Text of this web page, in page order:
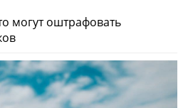
могут оштрафовать